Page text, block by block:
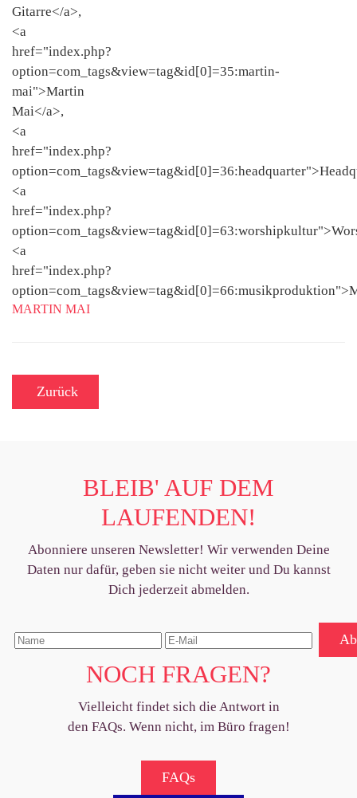
MARTIN MAI
Zurück
BLEIB' AUF DEM
LAUFENDEN!
Abonniere unseren Newsletter! Wir verwenden Deine
Daten nur dafür, geben sie nicht weiter und Du kannst
Dich jederzeit abmelden.
NOCH FRAGEN?
Vielleicht findet sich die Antwort in
den FAQs. Wenn nicht, im Büro fragen!
FAQs